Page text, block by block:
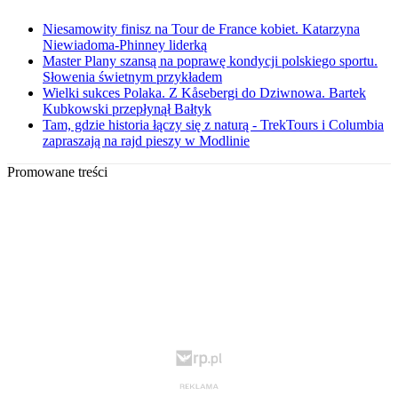
Niesamowity finisz na Tour de France kobiet. Katarzyna
Niewiadoma-Phinney liderką
Master Plany szansą na poprawę kondycji polskiego sportu.
Słowenia świetnym przykładem
Wielki sukces Polaka. Z Kåsebergi do Dziwnowa. Bartek
Kubkowski przepłynął Bałtyk
Tam, gdzie historia łączy się z naturą - TrekTours i Columbia
zapraszają na rajd pieszy w Modlinie
Promowane treści